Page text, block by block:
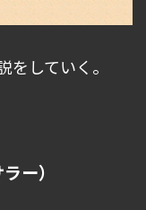
をしていく。
ー）